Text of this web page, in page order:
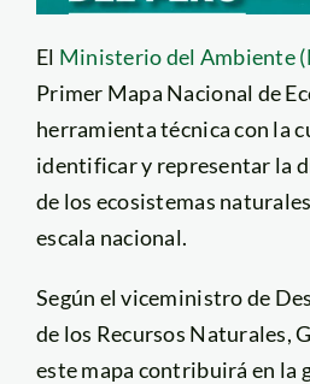
El Ministerio del Ambiente
Primer Mapa Nacional de
herramienta técnica con la
identificar y representar la
de los ecosistemas
escala nacional.
Según el viceministro de
de los Recursos Naturales,
este mapa contribuirá en la